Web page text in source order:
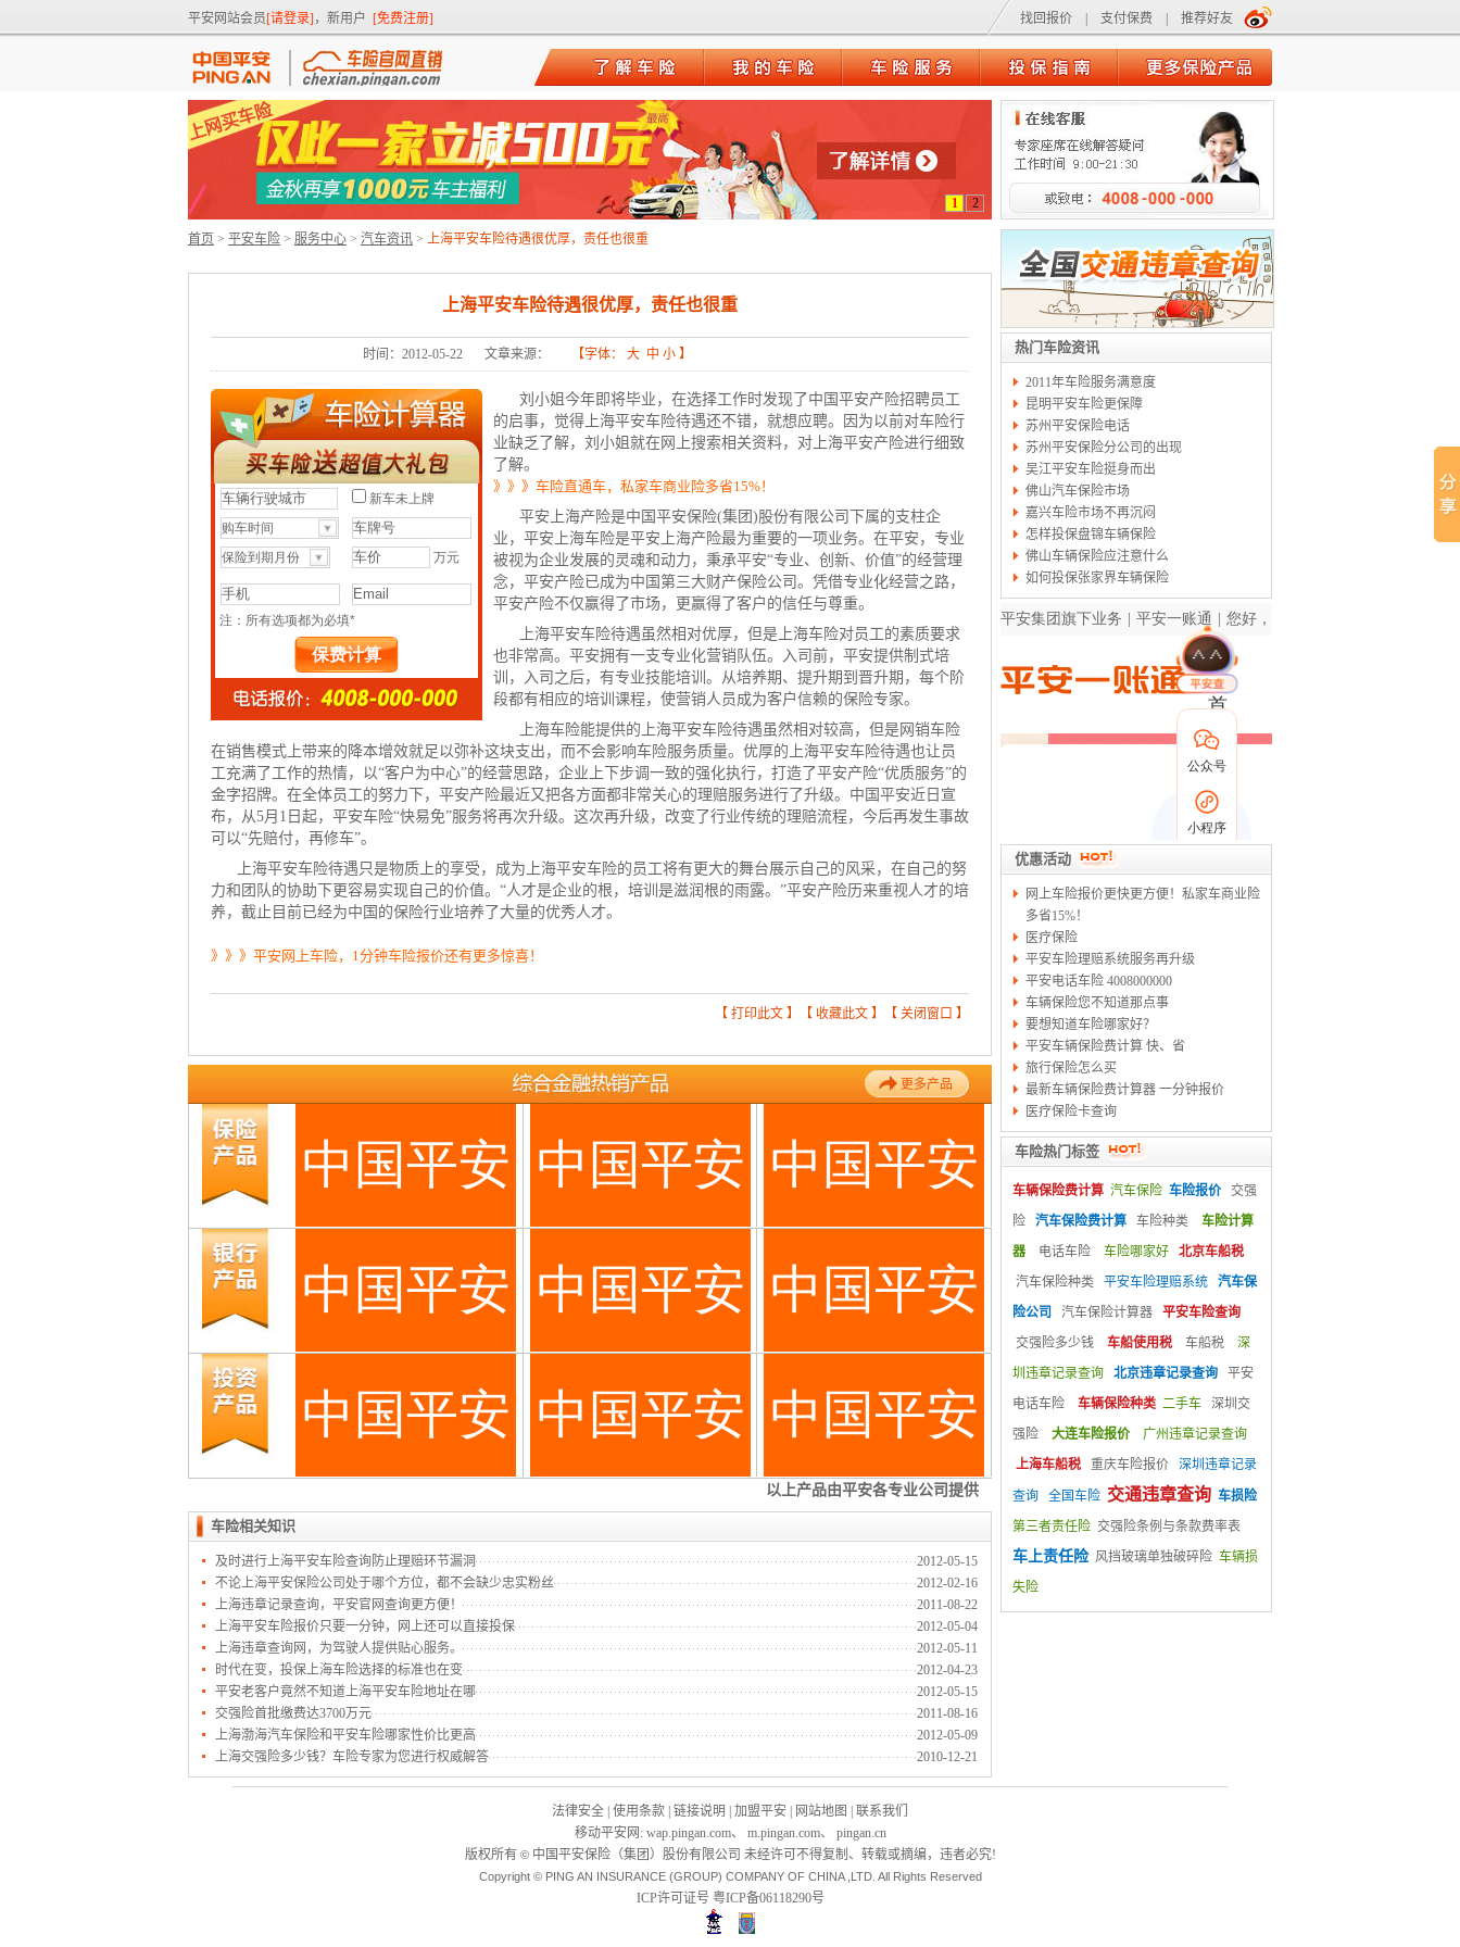
平安网站会员[请登录] ，新用户 [免费注册] 找回报价 支付保费 推荐好友
热门车险资讯
2011年车险服务满意度
昆明平安车险更保障
苏州平安保险电话
苏州平安保险分公司的出现
吴江平安车险挺身而出
佛山汽车保险市场
嘉兴车险市场不再沉闷
怎样投保盘锦车辆保险
佛山车辆保险应注意什么
如何投保张家界车辆保险
优惠活动
网上车险报价更快更方便！私家车商业险
多省15%！
医疗保险
平安车险理赔系统服务再升级
平安电话车险 4008000000
车辆保险您不知道那点事
要想知道车险哪家好？
平安车辆保险费计算 快、省
旅行保险怎么买
最新车辆保险费计算器 一分钟报价
医疗保险卡查询
车险热门标签
车辆保险费计算 汽车保险 车险报价
交强
险
汽车保险费计算 车险种类
车险计算
器
电话车险 车险哪家好
北京车船税
汽车保险种类
平安车险理赔系统
汽车保
险公司
汽车保险计算器
平安车险查询
交强险多少钱
车船使用税 车船税
深
圳违章记录查询
北京违章记录查询
平安
电话车险
车辆保险种类 二手车
深圳交
强险
大连车险报价
广州违章记录查询
上海车船税
重庆车险报价 深圳违章记录
查询 全国车险 交通违章查询 车损险
第三者责任险 交强险条例与条款费率表
车上责任险 风挡玻璃单独破碎险 车辆损
失险
1 2
首页 > 平安车险 > 服务中心 > 汽车资讯 > 上海平安车险待遇很优厚，责任也很重
上海平安车险待遇很优厚，责任也很重
时间：2012-05-22 文章来源： 【字体： 大 中 小 】
刘小姐今年即将毕业，在选择工作时发现了中国平安产险招聘员工
的启事，觉得上海平安车险待遇还不错，就想应聘。因为以前对车险行
业缺乏了解，刘小姐就在网上搜索相关资料，对上海平安产险进行细致
了解。
》》》车险直通车，私家车商业险多省15%！
平安上海产险是中国 平安保险(集团)股份有限公司下属的支柱企
业，平安上海车险是平安上海产险最为重要的一项业务。在平安，专业
被视为企业发展的灵魂和动力，秉承平安“专业、创新、价值”的经营理
念，平安产险已成为中国第三大财产保险公司 。凭借专业化经营之路，
平安产险不仅赢得了市场，更赢得了客户的信任与尊重。
上海平安车险待遇虽然相对优厚，但是 上海车险对员工的素质要求
也非常高。平安拥有一支专业化营销队伍。入司前，平安提供制式培
训，入司之后，有专业技能培训。从培养期、提升期到晋升期，每个阶
段都有相应的培训课程，使营销人员成为客户信赖的保险专家。
上海车险能提供的 上海平安车险待遇虽然相对较高，但是网销车险
在销售模式上带来的降本增效就足以弥补这块支出，而不会影响车险服务质量。优厚的上海平安车险待遇也让员
工充满了工作的热情，以“客户为中心”的经营思路，企业上下步调一致的强化执行，打造了平安产险“优质服务”的
金字招牌。在全体员工的努力下，平安产险最近又把各方面都非常关心的理赔服务进行了升级。中国平安近日宣
布，从5月1日起，平安车险“快易免”服务将再次升级。这次再升级，改变了行业传统的理赔流程，今后再发生事故
可以“先赔付，再修车”。
上海平安车险待遇只是物质上的享受，成为上海平安车险的员工将有更大的舞台展示自己的风采，在自己的努
力和团队的协助下更容易实现自己的价值。“人才是企业的根，培训是滋润根的雨露。”平安产险历来重视人才的培
养，截止目前已经为中国的保险行业培养了大量的优秀人才。
》》》平安网上车险，1分钟车险报价还有更多惊喜！
【 打印此文 】【 收藏此文 】【 关闭窗口 】
车险相关知识
及时进行上海平安车险查询防止理赔环节漏洞
2012-05-15
不论上海平安保险公司处于哪个方位，都不会缺少忠实粉丝
2012-02-16
上海违章记录查询，平安官网查询更方便！
2011-08-22
上海平安车险报价只要一分钟，网上还可以直接投保
2012-05-04
上海违章查询网，为驾驶人提供贴心服务。
2012-05-11
时代在变，投保上海车险选择的标准也在变
2012-04-23
平安老客户竟然不知道上海平安车险地址在哪
2012-05-15
交强险首批缴费达3700万元
2011-08-16
上海渤海汽车保险和平安车险哪家性价比更高
2012-05-09
上海交强险多少钱？车险专家为您进行权威解答
2010-12-21
法律安全 使用条款 链接说明 加盟平安 网站地图
联系我们
移动平安网 : wap.pingan.com、 m.pingan.com、 pingan.cn
版权所有 ©中国平安保险（集团）股份有限公司 未经许可不得复制、转载或摘编，违者必究!
Copyright © PING AN INSURANCE (GROUP) COMPANY OF CHINA ,LTD. All Rights Reserved
ICP许可证号 粤ICP备06118290号